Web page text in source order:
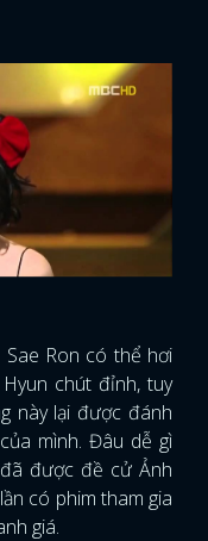
Ron có thể hơi
chút đỉnh, tuy
này lại được đánh
mình. Đâu dễ gì
được đề cử Ảnh
có phim tham gia
giá.